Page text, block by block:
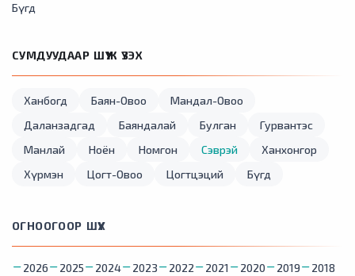
Бүгд
СУМДУУДААР ШҮҮЖ ҮЗЭХ
Ханбогд Баян-Овоо
Мандал-Овоо
Даланзадгад
Баяндалай Булган
Гурвантэс
Манлай
Ноён Номгон Сэврэй
Ханхонгор
Хүрмэн
Цогт-Овоо Цогтцэций Бүгд
ОГНООГООР ШҮҮХ
2026 2025 2024 2023 2022 2021 2020 2019
2018